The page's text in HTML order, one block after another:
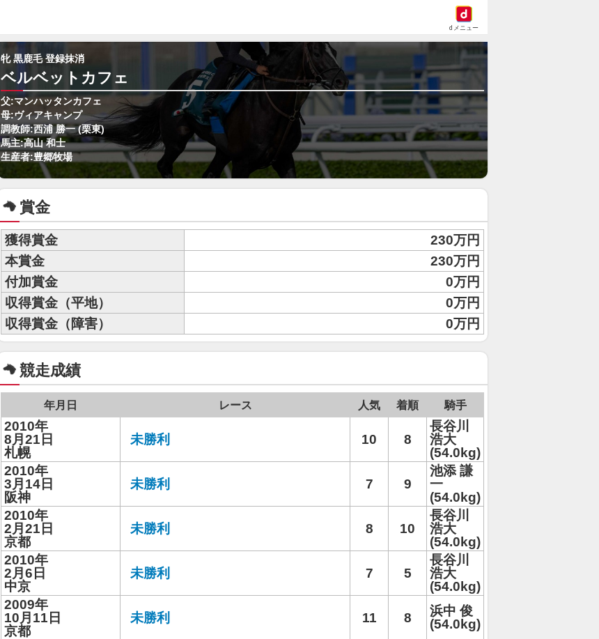
dメニュー
牝 黒鹿毛 登録抹消
ベルベットカフェ
父:マンハッタンカフェ
母:ヴィアキャンプ
調教師:西浦 勝一 (栗東)
馬主:高山 和士
生産者:豊郷牧場
賞金
獲得賞金
230万円
本賞金
230万円
付加賞金
0万円
収得賞金（平地）
0万円
収得賞金（障害）
0万円
競走成績
年月日 レース 人気 着順 騎手
2010年
8月21日
札幌
未勝利 10 8
長谷川
浩大
(54.0kg)
2010年
3月14日
阪神
未勝利 7 9
池添 謙
一
(54.0kg)
2010年
2月21日
京都
未勝利 8 10
長谷川
浩大
(54.0kg)
2010年
2月6日
中京
未勝利 7 5
長谷川
浩大
(54.0kg)
2009年
10月11日
京都
未勝利 11 8
浜中 俊
(54.0kg)